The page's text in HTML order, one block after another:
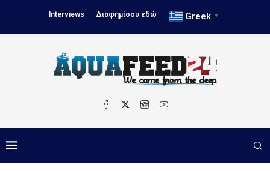
Interviews Διαφημίσου εδώ Greek ▼